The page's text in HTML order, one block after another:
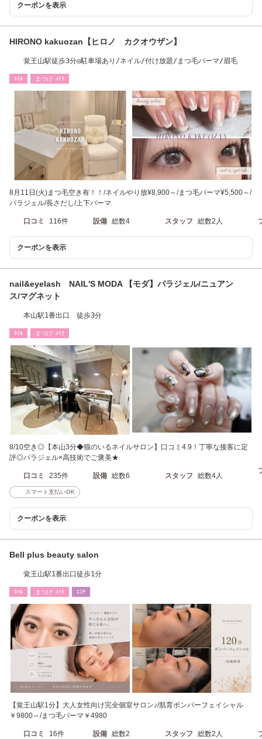
クーポンを表示
HIRONO kakuozan【ヒロノ カクオウザン】
覚王山駅徒歩3分◎駐車場あり/ネイル/付け放題/まつ毛パーマ/眉毛
ﾈｲﾙ まつげ･ﾒｲｸ
8月11日(火)まつ毛空き有！！/ネイルやり放¥8,900～/まつ毛パーマ¥5,500～/
パラジェル/長さだし/上下パーマ
口コミ 116件 設備 総数4 スタッフ 総数2人
クーポンを表示
nail&eyelash NAIL'S MODA 【モダ】パラジェル/ニュアン
ス/マグネット
本山駅1番出口 徒歩3分
ﾈｲﾙ まつげ･ﾒｲｸ
8/10空き◎【本山3分◆猫のいるネイルサロン】口コミ4.9！丁寧な接客に定
評◎パラジェル×高技術でご褒美★
口コミ 235件 設備 総数6 スタッフ 総数4人
スマート支払いOK
クーポンを表示
Bell plus beauty salon
覚王山駅1番出口徒歩1分
ﾈｲﾙ まつげ･ﾒｲｸ ｴｽﾃ
【覚王山駅1分】大人女性向け完全個室サロン♪/肌育ボンバーフェイシャル
￥9800～/まつ毛パーマ￥4980
口コミ 16件 設備 総数2 スタッフ 総数2人